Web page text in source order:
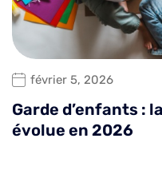
février 5, 2026
Garde d’enfants :
évolue en 2026